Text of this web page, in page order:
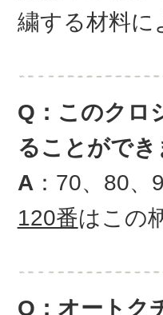
繍する材料に
Q：このクロ
ることができ
A ：70、80
120番はこの
Q：オートク